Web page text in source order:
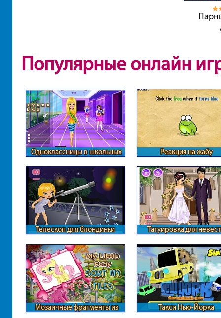
Популярные онлайн
Одноклассницы в школьных
Реакция на жабу
Телескоп для блондинки Татуировка для
Мозаичные фрагменты из
Такси Нью-Йорка